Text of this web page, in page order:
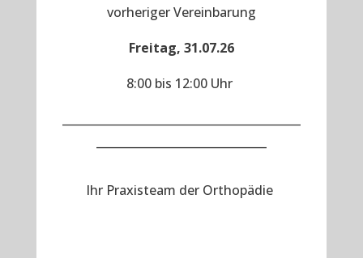
vorheriger Vereinbarung
Freitag, 31.07.26
8:00 bis 12:00 Uhr
Ihr Praxisteam der Orthopädie